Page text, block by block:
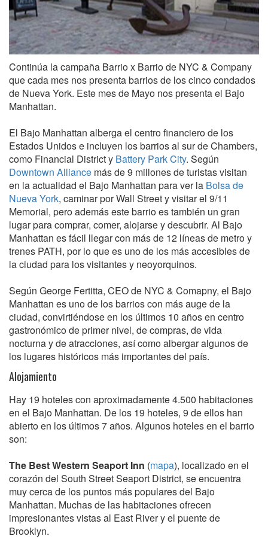
Continúa la campaña Barrio x Barrio de NYC & Company
que cada mes nos presenta barrios de los cinco condados
de Nueva York. Este mes de Mayo nos presenta el Bajo
Manhattan.
El Bajo Manhattan alberga el centro financiero de los
Estados Unidos e incluyen los barrios al sur de Chambers,
como Financial District y Battery Park City. Según
Downtown Alliance más de 9 millones de turistas visitan
en la actualidad el Bajo Manhattan para ver la Bolsa de
Nueva York, caminar por Wall Street y visitar el 9/11
Memorial, pero además este barrio es también un gran
lugar para comprar, comer, alojarse y descubrir. Al Bajo
Manhattan es fácil llegar con más de 12 líneas de metro y
trenes PATH, por lo que es uno de los más accesibles de
la ciudad para los visitantes y neoyorquinos.
Según George Fertitta, CEO de NYC & Comapny, el Bajo
Manhattan es uno de los barrios con más auge de la
ciudad, convirtiéndose en los últimos 10 años en centro
gastronómico de primer nivel, de compras, de vida
nocturna y de atracciones, así como albergar algunos de
los lugares históricos más importantes del país.
Alojamiento
Hay 19 hoteles con aproximadamente 4.500 habitaciones
en el Bajo Manhattan. De los 19 hoteles, 9 de ellos han
abierto en los últimos 7 años. Algunos hoteles en el barrio
son:
The Best Western Seaport Inn (mapa), localizado en el
corazón del South Street Seaport District, se encuentra
muy cerca de los puntos más populares del Bajo
Manhattan. Muchas de las habitaciones ofrecen
impresionantes vistas al East River y el puente de
Brooklyn.